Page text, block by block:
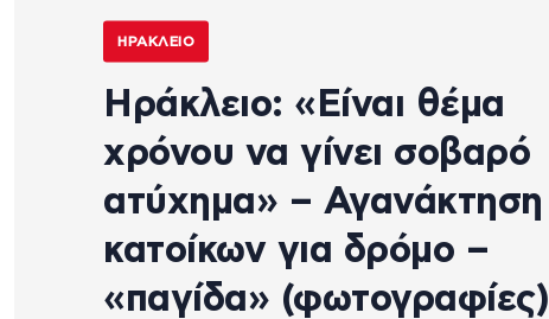
ΗΡΆΚΛΕΙΟ
Ηράκλειο: «Είναι θέμα
χρόνου να γίνει σοβαρό
ατύχημα» – Αγανάκτηση
κατοίκων για δρόμο –
«παγίδα» (φωτογραφίες)